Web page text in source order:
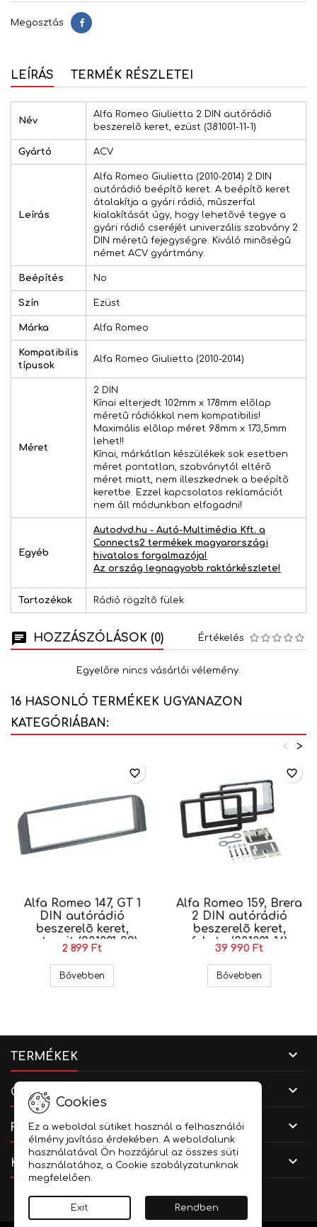
Megosztás Megosztás
LEÍRÁS TERMÉK RÉSZLETEI
Név
Alfa Romeo Giulietta 2 DIN autórádió
beszerelõ keret, ezüst (381001-11-1)
Gyártó ACV
Leírás
Alfa Romeo Giulietta (2010-2014) 2 DIN
autórádió beépítõ keret. A beépítõ keret
átalakítja a gyári rádió, mûszerfal
kialakítását úgy, hogy lehetõvé tegye a
gyári rádió cseréjét univerzális szabvány 2
DIN méretû fejegységre. Kiváló minõségû
német ACV gyártmány.
Beépítés No
Szín Ezüst
Márka Alfa Romeo
Kompatibilis
típusok
Alfa Romeo Giulietta (2010-2014)
Méret
2 DIN
Kínai elterjedt 102mm x 178mm elõlap
méretû rádiókkal nem kompatibilis!
Maximális elõlap méret 98mm x 173,5mm
lehet!!
Kínai, márkátlan készülékek sok esetben
méret pontatlan, szabványtól eltérõ
méret miatt, nem illeszkednek a beépítõ
keretbe. Ezzel kapcsolatos reklamációt
nem áll módunkban elfogadni!
Egyéb
Autodvd.hu - Autó-Multimédia Kft. a
Connects2 termékek magyarországi
hivatalos forgalmazója!
Az ország legnagyobb raktárkészlete!
Tartozékok Rádió rögzítõ fülek
HOZZÁSZÓLÁSOK (0) Értékelés
Egyelőre nincs vásárlói vélemény.
16 HASONLÓ TERMÉKEK UGYANAZON
KATEGÓRIÁBAN:
>
<
Alfa Romeo 147, GT 1
DIN autórádió
beszerelõ keret,
antracit (281001-22)
2 899 Ft
Bővebben Alfa Romeo 147, GT 1 DIN autórádió beszerelõ
favorite_border
Alfa Romeo 159, Brera
2 DIN autórádió
beszerelõ keret,
fekete (381001-16)
39 990 Ft
Bővebben
favorite_border
TERMÉKEK 
CÉGADATOK 
FIÓKOD 
KAPCSOLAT 
Cookies
Ez a weboldal sütiket használ a felhasználói
élmény javítása érdekében. A weboldalunk
használatával Ön hozzájárul az összes süti
használatához, a Cookie szabályzatunknak
megfelelően.
Exit Rendben
Facebook
YouTubeInstagram